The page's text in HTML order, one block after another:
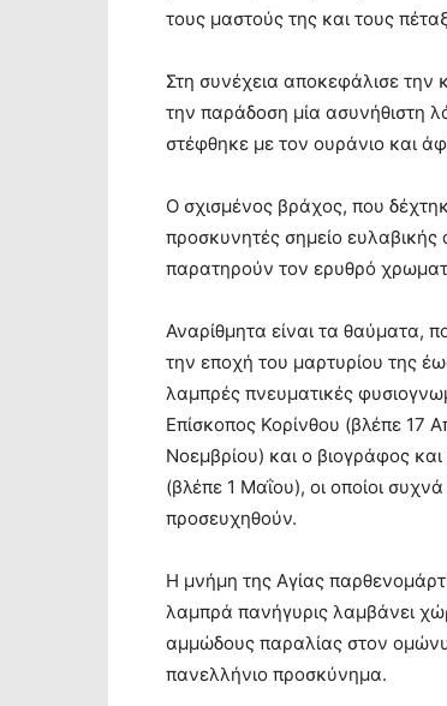
τους μαστούς της και τους
Στη συνέχεια αποκεφάλισε
την παράδοση μία ασυνήθιστη
στέφθηκε με τον ουράνιο και
Ο σχισμένος βράχος, που
προσκυνητές σημείο
παρατηρούν τον ερυθρό
Αναρίθμητα είναι τα θαύματα,
την εποχή του μαρτυρίου της
λαμπρές πνευματικές
Επίσκοπος Κορίνθου (βλέπε 17
Νοεμβρίου) και ο βιογράφος
(βλέπε 1 Μαΐου), οι οποίοι
προσευχηθούν.
Η μνήμη της Αγίας
λαμπρά πανήγυρις λαμβάνει
αμμώδους παραλίας στον
πανελλήνιο προσκύνημα.